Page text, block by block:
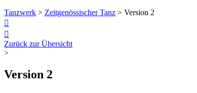
Tanzwerk > Zeitgenössischer Tanz > Version 2


Zurück zur Übersicht
>
Version 2